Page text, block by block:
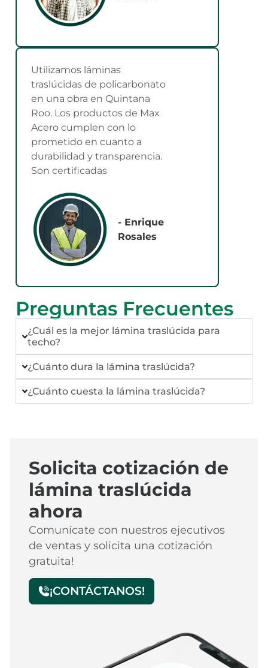
Utilizamos láminas
traslúcidas de policarbonato
en una obra en Quintana
Roo. Los productos de Max
Acero cumplen con lo
prometido en cuanto a
durabilidad y transparencia.
Son certificadas
- Enrique
Rosales
Preguntas Frecuentes
¿Cuál es la mejor lámina traslúcida para
techo?
¿Cuánto dura la lámina traslúcida?
¿Cuánto cuesta la lámina traslúcida?
Solicita cotización de
lámina traslúcida
ahora
Comunícate con nuestros ejecutivos
de ventas y solicita una cotización
gratuita!
¡CONTÁCTANOS!